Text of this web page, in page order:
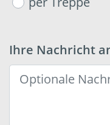
Ihre Nachricht